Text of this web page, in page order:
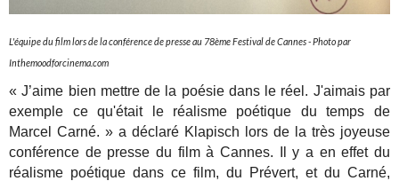
L'équipe du film lors de la conférence de presse au 78ème Festival de Cannes - Photo par
Inthemoodforcinema.com
« J’aime bien mettre de la poésie dans le réel. J'aimais par
exemple ce qu'était le réalisme poétique du temps de
Marcel Carné. » a déclaré Klapisch lors de la très joyeuse
conférence de presse du film à Cannes. Il y a en effet du
réalisme poétique dans ce film, du Prévert, et du Carné,